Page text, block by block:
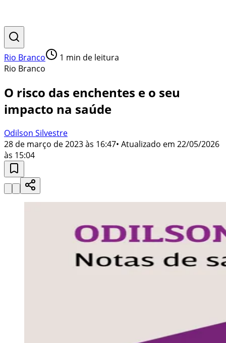
Rio Branco 1 min de leitura
Rio Branco
O risco das enchentes e o seu
impacto na saúde
Odilson Silvestre
28 de março de 2023 às 16:47• Atualizado em 22/05/2026
às 15:04